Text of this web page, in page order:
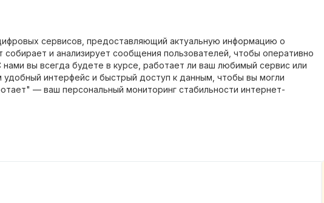
сервисов, предоставляющий актуальную информацию о
и анализирует сообщения пользователей, чтобы оперативно
вы всегда будете в курсе, работает ли ваш любимый сервис или
интерфейс и быстрый доступ к данным, чтобы вы могли
— ваш персональный мониторинг стабильности интернет-